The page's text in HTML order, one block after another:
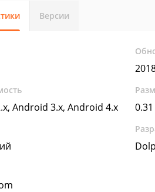
Версии
Android 3.x, Android 4.x